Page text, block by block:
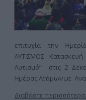
επιτυχία την
ΑΥΤΙΣΜΟΣ- Κατασκευή
Αυτισμό” στις 2
Ημέρας Ατόμων με
Διαβάστε